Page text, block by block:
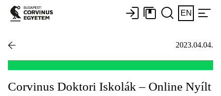
EN
2023.04.04.
Corvinus Doktori Iskolák – Online Nyílt